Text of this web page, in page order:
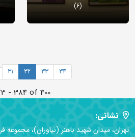
(6)
31 32 33 34
- 384 of 400
نشانی:
تهران، میدان شهید باهنر (نیاوران)، مجموعه